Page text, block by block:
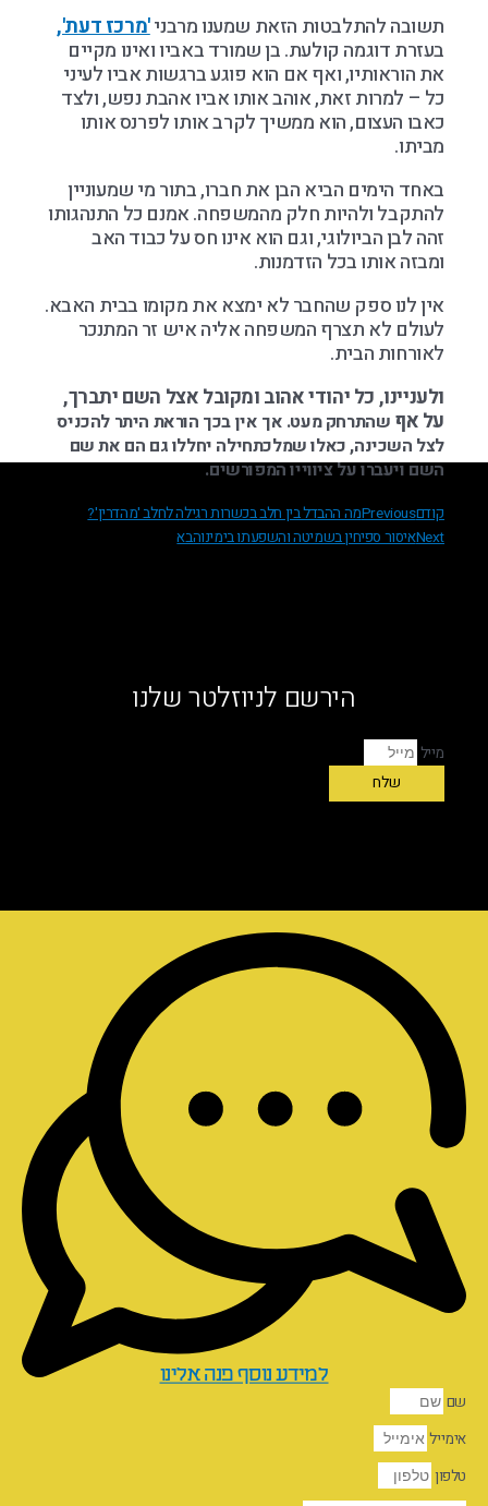
תשובה להתלבטות הזאת שמענו מרבני'מרכז דעת',
בעזרת דוגמה קולעת. בן שמורד באביו ואינו מקיים
את הוראותיו, ואף אם הוא פוגע ברגשות אביו לעיני
כל – למרות זאת, אוהב אותו אביו אהבת נפש, ולצד
כאבו העצום, הוא ממשיך לקרב אותו לפרנס אותו
מביתו.
באחד הימים הביא הבן את חברו, בתור מי שמעוניין
להתקבל ולהיות חלק מהמשפחה. אמנם כל התנהגותו
זהה לבן הביולוגי, וגם הוא אינו חס על כבוד האב
ומבזה אותו בכל הזדמנות.
אין לנו ספק שהחבר לא ימצא את מקומו בבית האבא.
לעולם לא תצרף המשפחה אליה איש זר המתנכר
לאורחות הבית.
ולעניינו, כל יהודי אהוב ומקובל אצל השם יתברך,
על אף שהתרחק מעט. אך אין בכך הוראת היתר להכניס
לצל השכינה, כאלו שמלכתחילה יחללו גם הם את שם
השם ויעברו על ציווייו המפורשים.
קודםPreviousמה ההבדל בין חלב בכשרות רגילה לחלב 'מהדרין'?
Nextאיסור ספיחין בשמיטה והשפעתו בימינוהבא
הירשם לניוזלטר שלנו
מייל
שלח
למידע נוסף פנה אלינו
שם
אימייל
טלפון